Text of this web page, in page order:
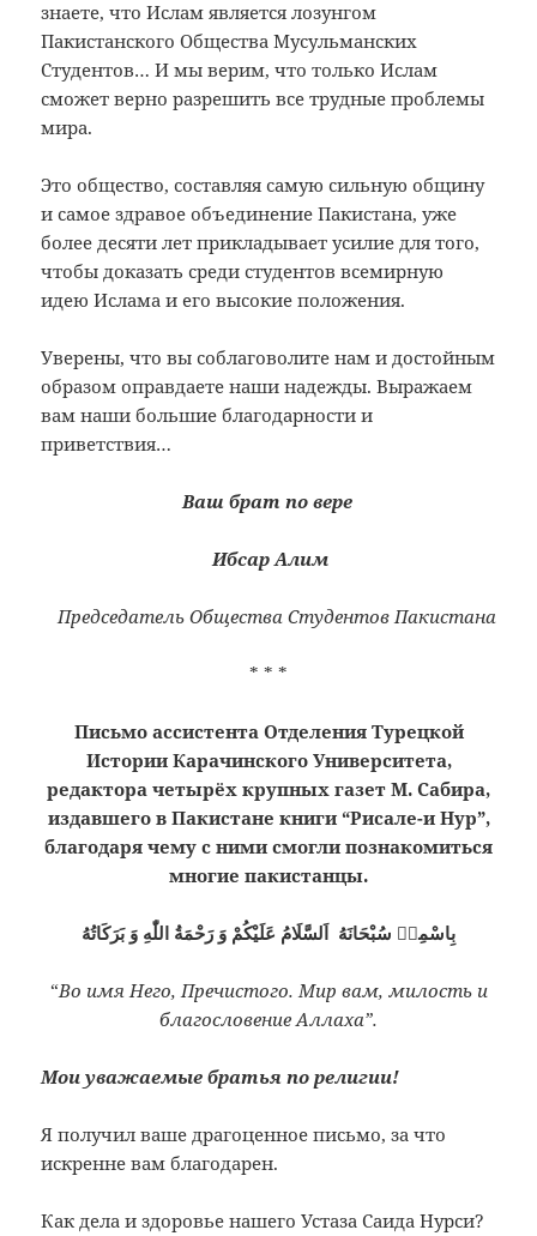
знаете, что Ислам является лозунгом
Пакистанского Общества Мусульманских
Студентов… И мы верим, что только Ислам
сможет верно разрешить все трудные проблемы
мира.
Это общество, составляя самую сильную общину
и самое здравое объединение Пакистана, уже
более десяти лет прикладывает усилие для того,
чтобы доказать среди студентов всемирную
идею Ислама и его высокие положения.
Уверены, что вы соблаговолите нам и достойным
образом оправдаете наши надежды. Выражаем
вам наши большие благодарности и
приветствия…
Ваш брат по вере
Ибсар Алим
Председатель Общества Студентов Пакистана
* * *
Письмо ассистента Отделения Турецкой
Истории Карачинского Университета,
редактора четырёх крупных газет М. Сабира,
издавшего в Пакистане книги “Рисале-и Нур”,
благодаря чему с ними смогли познакомиться
многие пакистанцы.
بِاسْمِهٖ سُبْحَانَهُ اَلسَّلَامُ عَلَيْكُمْ وَ رَحْمَةُ اللّٰهِ وَ بَرَكَاتُهُ
“Во имя Него, Пречистого. Мир вам, милость и
благословение Аллаха”.
Мои уважаемые братья по религии!
Я получил ваше драгоценное письмо, за что
искренне вам благодарен.
Как дела и здоровье нашего Устаза Саида Нурси?